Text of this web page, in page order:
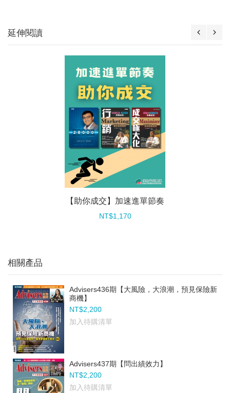
延伸閱讀
【助你成交】加速進單節奏
NT$1,170
相關產品
Advisers436期【大風險，大浪潮，預見保險新
商機】
NT$2,200
加入待購清單
Advisers437期【問出績效力】
NT$2,200
加入待購清單